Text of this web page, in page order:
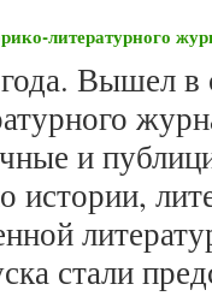
литературного
Вышел в
и
истории,
стали